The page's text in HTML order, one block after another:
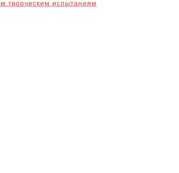
творческим испытаниям